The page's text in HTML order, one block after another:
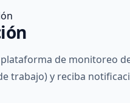
de monitoreo
trabajo) y reciba